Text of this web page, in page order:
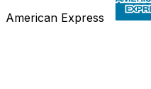
American Express